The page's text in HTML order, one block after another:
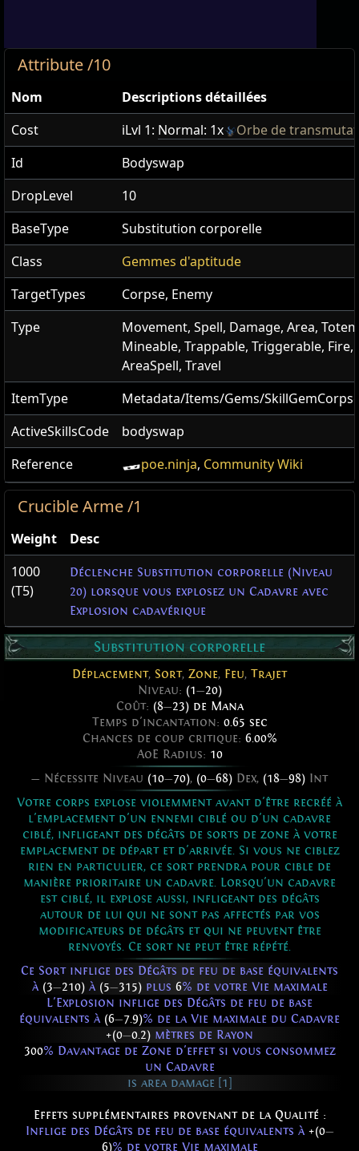
Attribute /10
Nom
Descriptions détaillées
Cost
iLvl 1: Normal: 1x
Orbe de
Id
Bodyswap
DropLevel
10
BaseType
Substitution corporelle
Class
Gemmes d'aptitude
TargetTypes
Corpse, Enemy
Type
Movement, Spell, Damage, Area,
Mineable, Trappable, Triggerable, Fire,
AreaSpell, Travel
ItemType
Metadata/Items/Gems/
ActiveSkillsCode
bodyswap
Reference
poe.ninja, Community Wiki
Crucible Arme /1
Weight
Desc
1000
(T5)
Déclenche Substitution corporelle (Niveau
20) lorsque vous explosez un Cadavre avec
Explosion cadavérique
Substitution corporelle
Déplacement, Sort, Zone, Feu, Trajet
Niveau: (1—20)
Coût: (8—23) de Mana
Temps d'incantation: 0.65 sec
Chances de coup critique: 6.00%
AoE Radius: 10
— Nécessite Niveau (10—70), (0—68) Dex, (18—98) Int
Votre corps explose violemment avant d'être recréé à
l'emplacement d'un ennemi ciblé ou d'un cadavre
ciblé, infligeant des dégâts de sorts de zone à votre
emplacement de départ et d'arrivée. Si vous ne ciblez
rien en particulier, ce sort prendra pour cible de
manière prioritaire un cadavre. Lorsqu'un cadavre
est ciblé, il explose aussi, infligeant des dégâts
autour de lui qui ne sont pas affectés par vos
modificateurs de dégâts et qui ne peuvent être
renvoyés. Ce sort ne peut être répété.
Ce Sort inflige des Dégâts de feu de base équivalents
à (3—210)à (5—315)plus 6% de votre Vie maximale
L'Explosion inflige des Dégâts de feu de base
équivalents à (6—7.9)% de la Vie maximale du Cadavre
+(0—0.2) mètres de Rayon
300% Davantage de Zone d'effet si vous consommez
un Cadavre
is area damage [1]
Effets supplémentaires provenant de la Qualité :
Inflige des Dégâts de feu de base équivalents à +(0—
6)% de votre Vie maximale